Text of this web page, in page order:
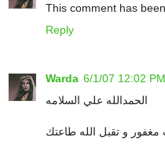
This comment has
Reply
Warda 6/1/07 12:02 PM
الحمدالله علي السلامه
و تقبل الله طاعتك